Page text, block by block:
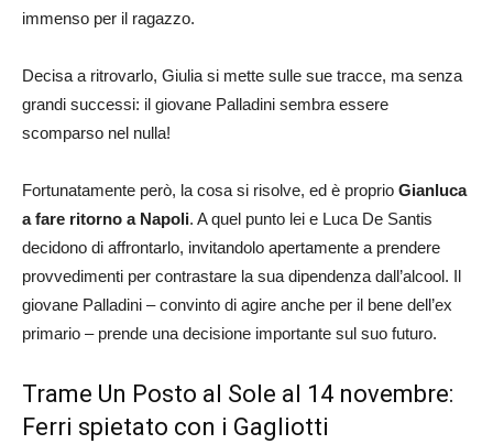
immenso per il ragazzo.
Decisa a ritrovarlo, Giulia si mette sulle sue tracce, ma senza
grandi successi: il giovane Palladini sembra essere
scomparso nel nulla!
Fortunatamente però, la cosa si risolve, ed è proprio Gianluca
a fare ritorno a Napoli. A quel punto lei e Luca De Santis
decidono di affrontarlo, invitandolo apertamente a prendere
provvedimenti per contrastare la sua dipendenza dall’alcool. Il
giovane Palladini – convinto di agire anche per il bene dell’ex
primario – prende una decisione importante sul suo futuro.
Trame Un Posto al Sole al 14 novembre:
Ferri spietato con i Gagliotti